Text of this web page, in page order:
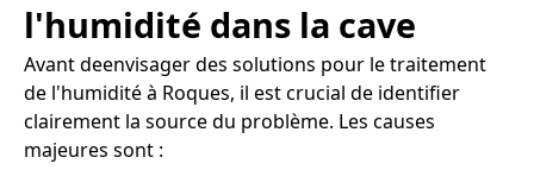
l'humidité dans la cave
Avant deenvisager des solutions pour le traitement
de l'humidité à Roques, il est crucial de identifier
clairement la source du problème. Les causes
majeures sont :